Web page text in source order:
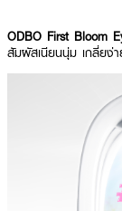
ODBO First Bloom
สัมผัสเนียนนุ่ม เกลี่ยง่